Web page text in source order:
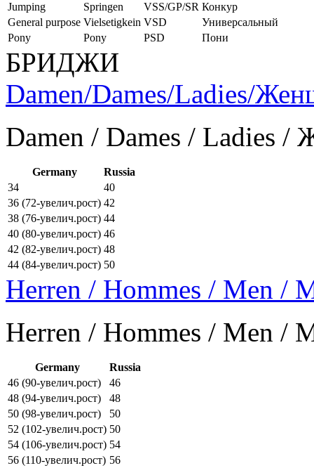
Jumping
Springen VSS/GP/SR Конкур
General purpose Vielsetigkein VSD
Универсальный
Pony
Pony PSD Пони
БРИДЖИ
Damen/Dames/Ladies/
Damen / Dames / Ladies
Germany
Russia
34
40
36 (72-увелич.рост) 42
38 (76-увелич.рост) 44
40 (80-увелич.рост) 46
42 (82-увелич.рост) 48
44 (84-увелич.рост) 50
Herren / Hommes / Men /
Herren / Hommes / Men /
Germany
Russia
46 (90-увелич.рост)
46
48 (94-увелич.рост)
48
50 (98-увелич.рост)
50
52 (102-увелич.рост) 50
54 (106-увелич.рост) 54
56 (110-увелич.рост) 56